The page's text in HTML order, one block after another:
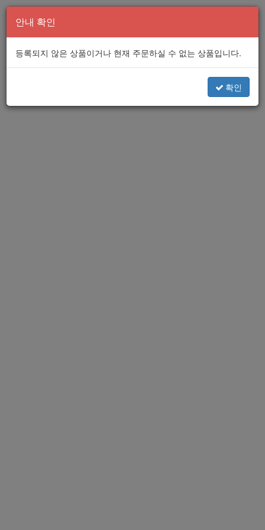
안내 확인
등록되지 않은 상품이거나 현재 주문하실 수 없는 상품입니다.
확인